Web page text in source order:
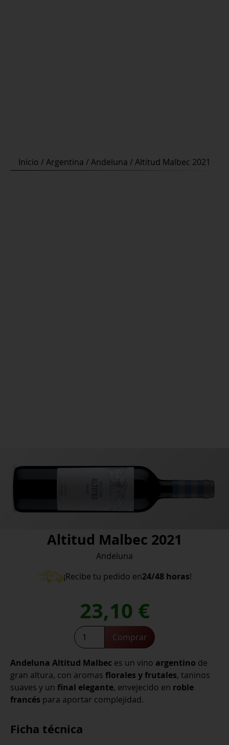
Inicio /Argentina /Andeluna / Altitud Malbec 2021
Altitud Malbec 2021
Andeluna
¡Recibe tu pedido en24/48 horas!
23,10 €
Altitud
Malbec
cantidad
Comprar
Andeluna Altitud Malbec es un vino argentino de
gran altura, con aromas florales y frutales, taninos
suaves y un final elegante, envejecido en roble
francés para aportar complejidad.
Ficha técnica